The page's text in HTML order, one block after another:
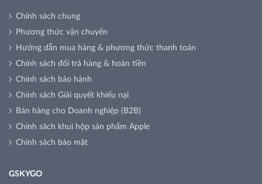
Chính sách chung
Phương thức vận chuyển
Hướng dẫn mua hàng & phương thức thanh toán
Chính sách đổi trả hàng & hoàn tiền
Chính sách bảo hành
Chính sách Giải quyết khiếu nại
Bán hàng cho Doanh nghiệp (B2B)
Chính sách khui hộp sản phẩm Apple
Chính sách bảo mật
GSKYGO